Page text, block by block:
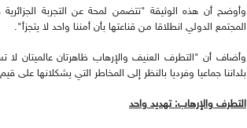
وأوضح أن هذه الوثيقة "تتضمن لمحة عن التجربة
المجتمع الدولي انطلاقا من قناعتها بأن أمننا واحد لا يتجزأ".
وأضاف أن "التطرف العنيف والإرهاب ظاهرتان عالميتان
بلداننا جماعيا وفرديا بالنظر إلى المخاطر التي يشكلانها
التطرف والإرهاب: تهديد واحد